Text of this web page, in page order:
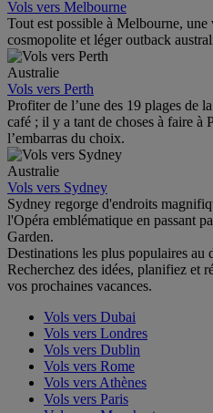
Vols vers Melbourne
Tout est possible à Melbourne,
cosmopolite et léger outback
Australie
Vols vers Perth
Profiter de l’une des 19 plages de
café ; il y a tant de choses à faire à
l’embarras du choix.
Australie
Vols vers Sydney
Sydney regorge d'endroits
l'Opéra emblématique en passant
Garden.
Destinations les plus populaires au
Recherchez des idées, planifiez et
vos prochaines vacances.
Vols vers Dubai
Vols vers Londres
Vols vers Dublin
Vols vers Rome
Vols vers Athènes
Vols vers Paris